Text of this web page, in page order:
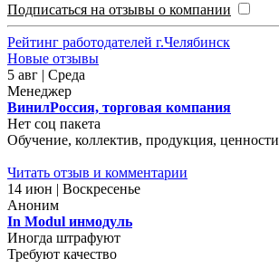
Подписаться на отзывы о компании
Рейтинг работодателей г.Челябинск
Новые отзывы
5 авг | Среда
Менеджер
ВинилРоссия, торговая компания
Нет соц пакета
Обучение, коллектив, продукция, ценности
Читать отзыв и комментарии
14 июн | Воскресенье
Аноним
In Modul инмодуль
Иногда штрафуют
Требуют качество